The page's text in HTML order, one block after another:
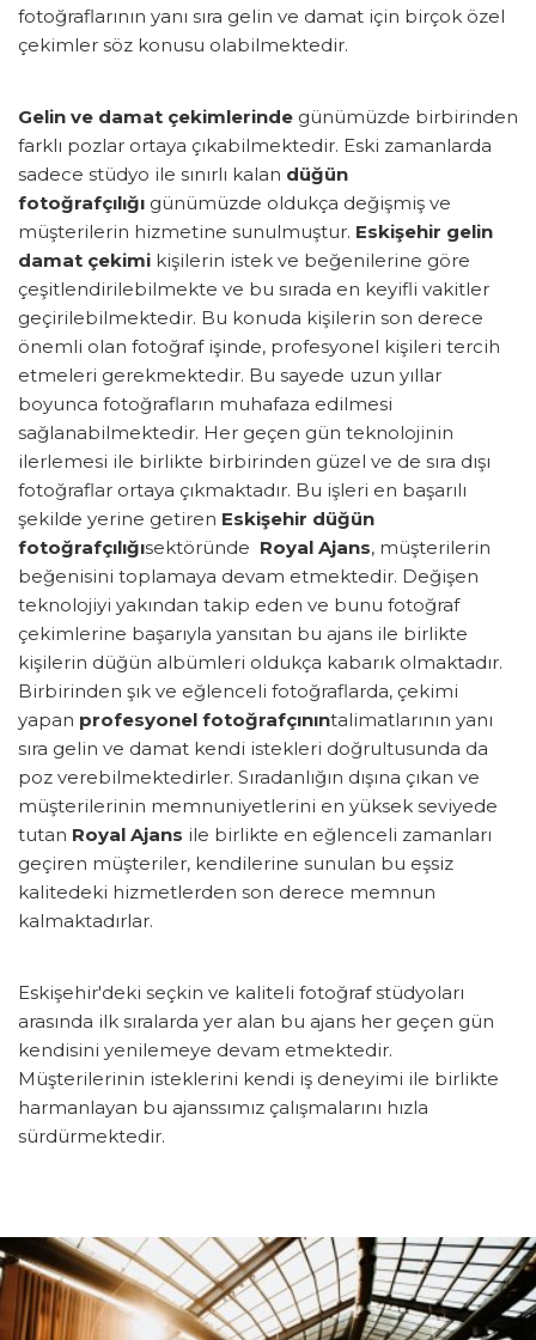
fotoğraflarının yanı sıra gelin ve damat için birçok özel
çekimler söz konusu olabilmektedir.
Gelin ve damat çekimlerinde günümüzde birbirinden
farklı pozlar ortaya çıkabilmektedir. Eski zamanlarda
sadece stüdyo ile sınırlı kalan düğün
fotoğrafçılığı günümüzde oldukça değişmiş ve
müşterilerin hizmetine sunulmuştur. Eskişehir gelin
damat çekimi kişilerin istek ve beğenilerine göre
çeşitlendirilebilmekte ve bu sırada en keyifli vakitler
geçirilebilmektedir. Bu konuda kişilerin son derece
önemli olan fotoğraf işinde, profesyonel kişileri tercih
etmeleri gerekmektedir. Bu sayede uzun yıllar
boyunca fotoğrafların muhafaza edilmesi
sağlanabilmektedir. Her geçen gün teknolojinin
ilerlemesi ile birlikte birbirinden güzel ve de sıra dışı
fotoğraflar ortaya çıkmaktadır. Bu işleri en başarılı
şekilde yerine getiren Eskişehir düğün
fotoğrafçılığısektöründe Royal Ajans, müşterilerin
beğenisini toplamaya devam etmektedir. Değişen
teknolojiyi yakından takip eden ve bunu fotoğraf
çekimlerine başarıyla yansıtan bu ajans ile birlikte
kişilerin düğün albümleri oldukça kabarık olmaktadır.
Birbirinden şık ve eğlenceli fotoğraflarda, çekimi
yapan profesyonel fotoğrafçınıntalimatlarının yanı
sıra gelin ve damat kendi istekleri doğrultusunda da
poz verebilmektedirler. Sıradanlığın dışına çıkan ve
müşterilerinin memnuniyetlerini en yüksek seviyede
tutan Royal Ajans ile birlikte en eğlenceli zamanları
geçiren müşteriler, kendilerine sunulan bu eşsiz
kalitedeki hizmetlerden son derece memnun
kalmaktadırlar.
Eskişehir'deki seçkin ve kaliteli fotoğraf stüdyoları
arasında ilk sıralarda yer alan bu ajans her geçen gün
kendisini yenilemeye devam etmektedir.
Müşterilerinin isteklerini kendi iş deneyimi ile birlikte
harmanlayan bu ajanssımız çalışmalarını hızla
sürdürmektedir.